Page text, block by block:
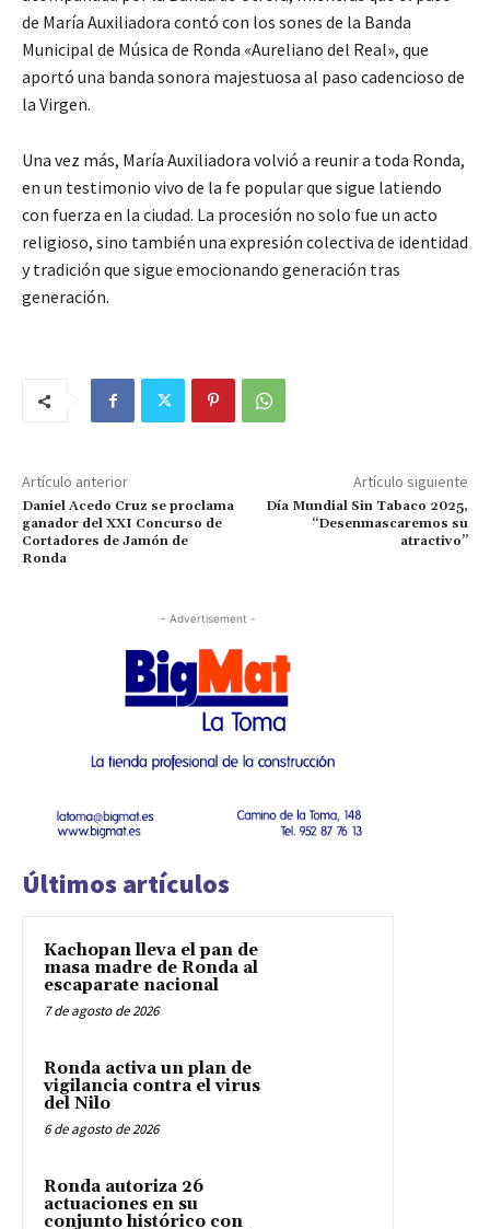
de María Auxiliadora contó con los sones de la Banda
Municipal de Música de Ronda «Aureliano del Real», que
aportó una banda sonora majestuosa al paso cadencioso de
la Virgen.
Una vez más, María Auxiliadora volvió a reunir a toda Ronda,
en un testimonio vivo de la fe popular que sigue latiendo
con fuerza en la ciudad. La procesión no solo fue un acto
religioso, sino también una expresión colectiva de identidad
y tradición que sigue emocionando generación tras
generación.
Artículo anterior
Daniel Acedo Cruz se proclama
ganador del XXI Concurso de
Cortadores de Jamón de
Ronda
Artículo siguiente
Día Mundial Sin Tabaco 2025,
“Desenmascaremos su
atractivo”
- Advertisement -
Últimos artículos
Kachopan lleva el pan de
masa madre de Ronda al
escaparate nacional
7 de agosto de 2026
Ronda activa un plan de
vigilancia contra el virus
del Nilo
6 de agosto de 2026
Ronda autoriza 26
actuaciones en su
conjunto histórico con